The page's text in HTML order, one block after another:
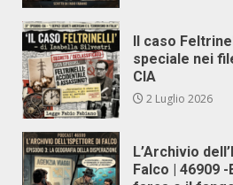
Il caso
speciale nei
CIA
2 Luglio 2026
L’Archivio
Falco | 46909